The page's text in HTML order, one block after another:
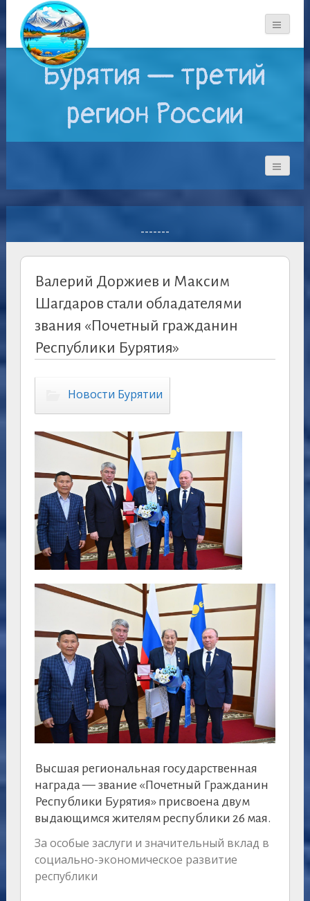
Бурятия — третий
регион России
-------
Валерий Доржиев и Максим
Шагдаров стали обладателями
звания «Почетный гражданин
Республики Бурятия»
Новости Бурятии
Высшая региональная государственная
награда — звание «Почетный Гражданин
Республики Бурятия» присвоена двум
выдающимся жителям республики 26 мая.
За особые заслуги и значительный вклад в
социально-экономическое развитие
республики